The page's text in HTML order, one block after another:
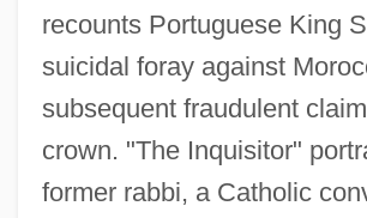
recounts Portuguese King
suicidal foray against
subsequent fraudulent
crown. "The Inquisitor"
former rabbi, a Catholic